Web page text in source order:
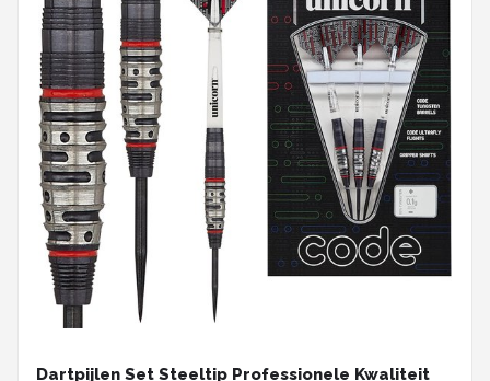
Dartpijlen Set Steeltip Professionele Kwaliteit